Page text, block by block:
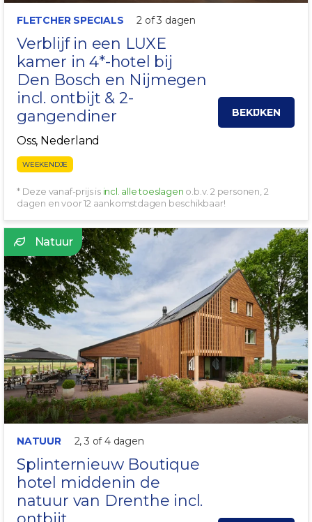
FLETCHER SPECIALS 2 of 3 dagen
Verblijf in een LUXE
kamer in 4*-hotel bij
Den Bosch en Nijmegen
incl. ontbijt & 2-
gangendiner
Oss, Nederland
WEEKENDJE
BEKIJKEN
* Deze vanaf-prijs is incl. alle toeslagen o.b.v. 2 personen, 2
dagen en voor 12 aankomstdagen beschikbaar!
Natuur
HEERLIJK ONTBIJT!
NATUUR 2, 3 of 4 dagen
Splinternieuw Boutique
hotel middenin de
natuur van Drenthe incl.